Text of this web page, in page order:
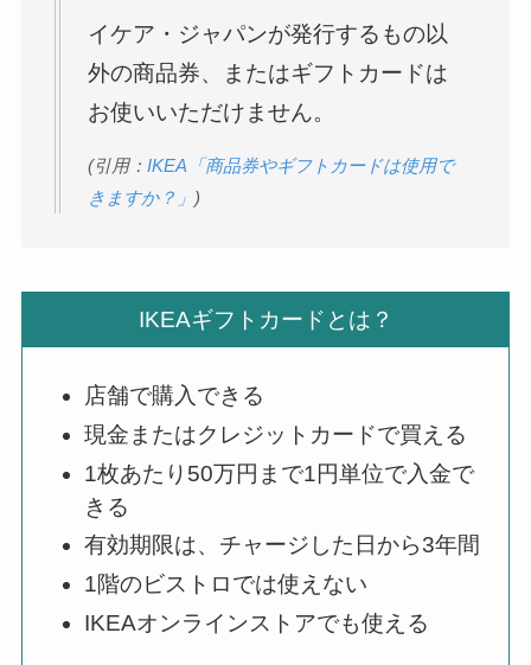
イケア・ジャパンが発行するもの以
外の商品券、またはギフトカードは
お使いいただけません。
(引用：IKEA「商品券やギフトカードは使用で
きますか？」 )
IKEAギフトカードとは？
店舗で購入できる
現金またはクレジットカードで買える
1枚あたり50万円まで1円単位で入金で
きる
有効期限は、チャージした日から3年間
1階のビストロでは使えない
IKEAオンラインストアでも使える